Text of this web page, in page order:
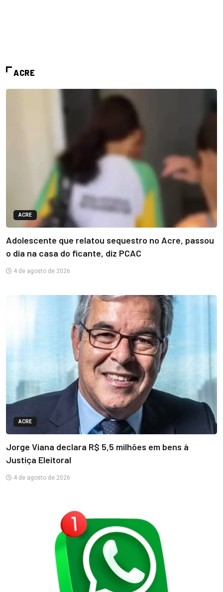
ACRE
ACRE
Adolescente que relatou sequestro no Acre, passou
o dia na casa do ficante, diz PCAC
4 de agosto de 2026
ACRE
Jorge Viana declara R$ 5,5 milhões em bens à
Justiça Eleitoral
4 de agosto de 2026